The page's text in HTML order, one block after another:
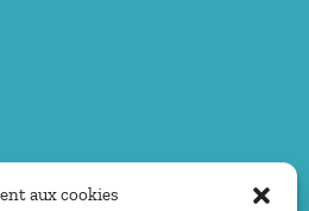
aux cookies